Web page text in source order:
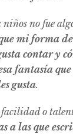
no fue
mi forma
contar y
fantasía
gusta.
facilidad o
a las que